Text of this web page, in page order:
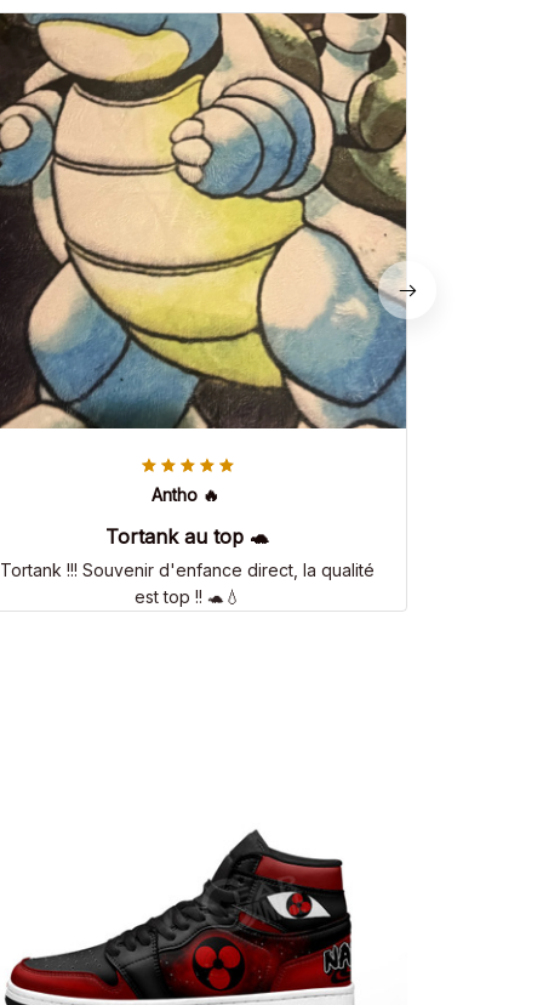
Antho 🔥
Tortank au top 🐢
Tortank !!! Souvenir d'enfance direct, la qualité
est top !! 🐢💧